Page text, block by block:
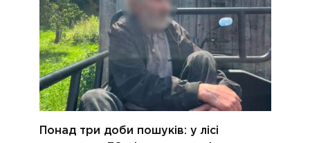
Понад три доби пошуків: у лісі